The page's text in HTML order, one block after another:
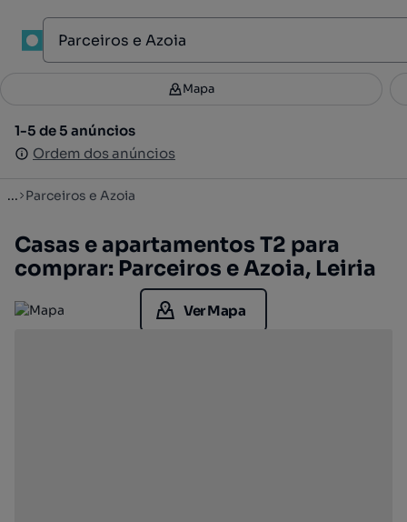
Filtros 2
1-5 de 5 anúncios
Ordem dos anúncios
Mapa
1-5 de 5 anúncios
Ordem dos anúncios
... Parceiros e Azoia
Casas e apartamentos T2 para
comprar: Parceiros e Azoia, Leiria
Ver Mapa